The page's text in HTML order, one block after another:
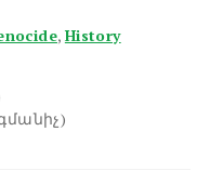
, History